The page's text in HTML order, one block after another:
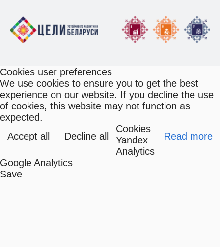
Cookies user preferences
We use cookies to ensure you to get the best
experience on our website. If you decline the use
of cookies, this website may not function as
expected.
Accept all
Decline all Read more
Cookies
Yandex
Analytics
Google Analytics
Save